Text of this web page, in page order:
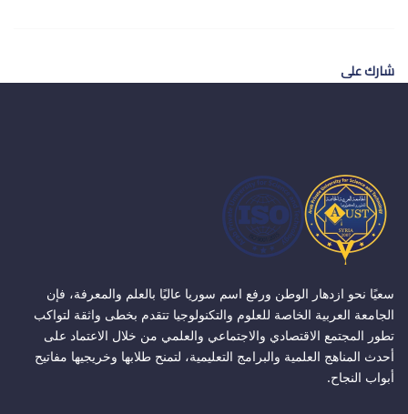
شارك على
سعيًا نحو ازدهار الوطن ورفع اسم سوريا عاليًا بالعلم والمعرفة، فإن
الجامعة العربية الخاصة للعلوم والتكنولوجيا تتقدم بخطى واثقة لتواكب
تطور المجتمع الاقتصادي والاجتماعي والعلمي من خلال الاعتماد على
أحدث المناهج العلمية والبرامج التعليمية، لتمنح طلابها وخريجيها مفاتيح
أبواب النجاح.